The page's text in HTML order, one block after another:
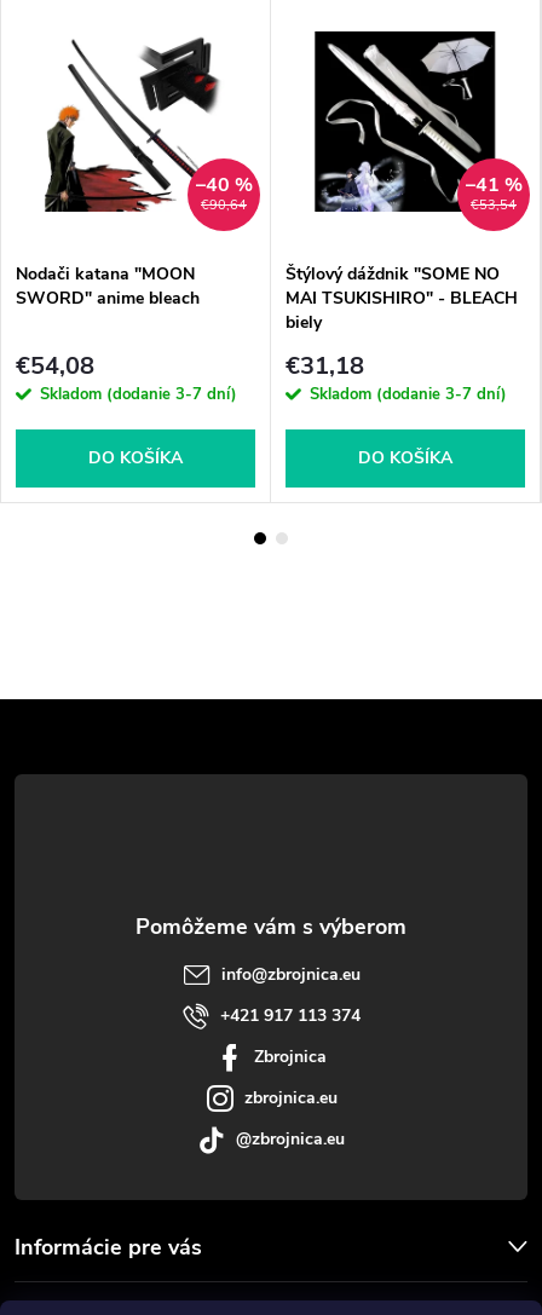
€90,64
–40 %
Nodači katana "MOON
SWORD" anime bleach
€54,08
Skladom (dodanie 3-7 dní)
DO KOŠÍKA
€53,54
–41 %
Štýlový dáždnik "SOME NO
MAI TSUKISHIRO" - BLEACH
biely
€31,18
Skladom (dodanie 3-7 dní)
DO KOŠÍKA
á
Informácie pre vás
info@zbrojnica.eu
+421 917 113 374
Zbrojnica
zbrojnica.eu
@zbrojnica.eu